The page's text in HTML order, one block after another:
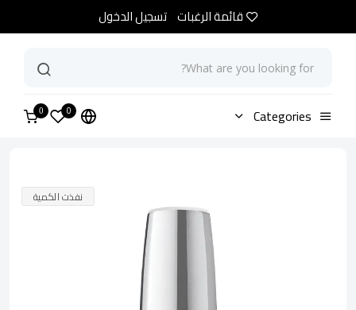
قائمة الرغبات تسجيل الدخول
Categories
0
0 الرئيسية مناكير او بي اي ألباين سنو
نفذت الكمية